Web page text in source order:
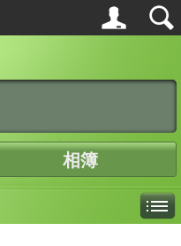
相簿